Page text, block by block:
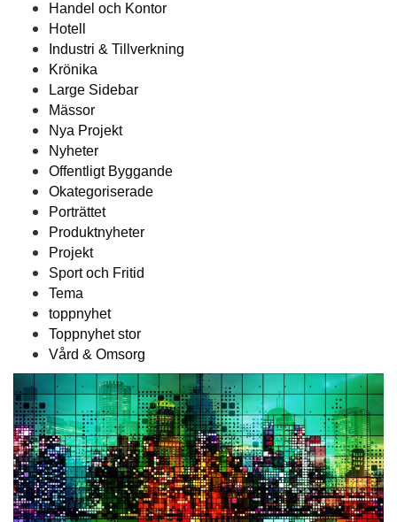
Handel och Kontor
Hotell
Industri & Tillverkning
Krönika
Large Sidebar
Mässor
Nya Projekt
Nyheter
Offentligt Byggande
Okategoriserade
Porträttet
Produktnyheter
Projekt
Sport och Fritid
Tema
toppnyhet
Toppnyhet stor
Vård & Omsorg